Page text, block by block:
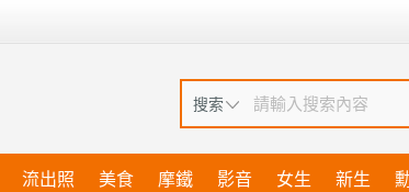
搜索
流出照 美食 摩鐵 影音 女生 新生